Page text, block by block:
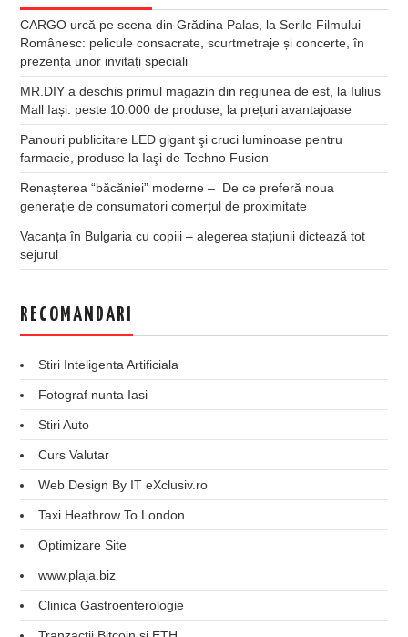
CARGO urcă pe scena din Grădina Palas, la Serile Filmului
Românesc: pelicule consacrate, scurtmetraje și concerte, în
prezența unor invitați speciali
MR.DIY a deschis primul magazin din regiunea de est, la Iulius
Mall Iași: peste 10.000 de produse, la prețuri avantajoase
Panouri publicitare LED gigant şi cruci luminoase pentru
farmacie, produse la Iaşi de Techno Fusion
Renașterea “băcăniei” moderne – De ce preferă noua
generație de consumatori comerțul de proximitate
Vacanța în Bulgaria cu copiii – alegerea stațiunii dictează tot
sejurul
RECOMANDARI
Stiri Inteligenta Artificiala
Fotograf nunta Iasi
Stiri Auto
Curs Valutar
Web Design By IT eXclusiv.ro
Taxi Heathrow To London
Optimizare Site
www.plaja.biz
Clinica Gastroenterologie